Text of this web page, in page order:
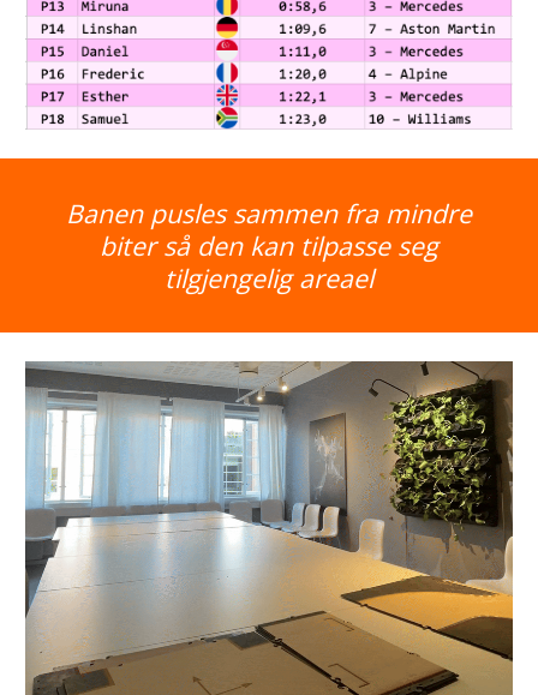
Banen pusles sammen fra mindre
biter så den kan tilpasse seg
tilgjengelig areael